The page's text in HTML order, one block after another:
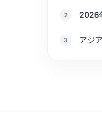
2 2026
3 アジ